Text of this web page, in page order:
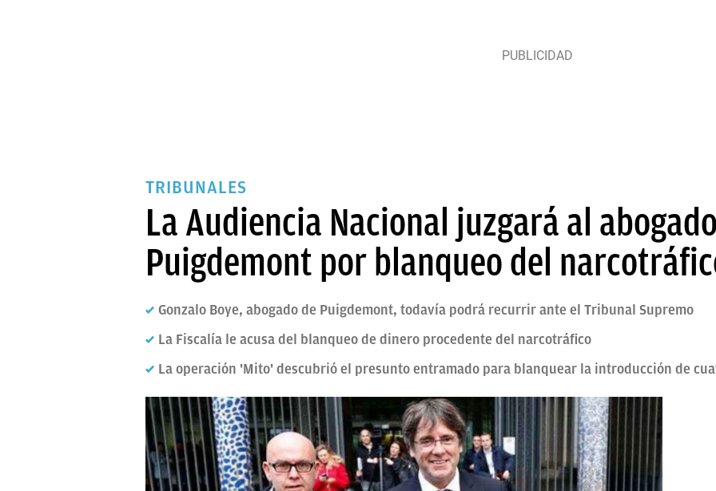
TRIBUNALES
La Audiencia Nacional juzgará al
Puigdemont por blanqueo del
Gonzalo Boye, abogado de Puigdemont, todavía podrá recurrir ante el Tribunal Supremo
La Fiscalía le acusa del blanqueo de dinero procedente del narcotráfico
La operación 'Mito' descubrió el presunto entramado para blanquear la introducción de